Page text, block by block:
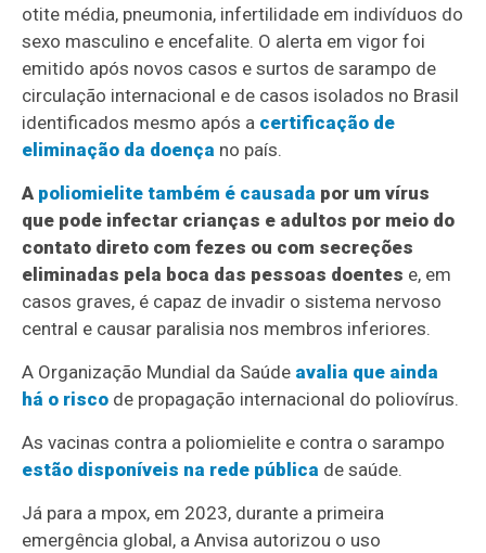
otite média, pneumonia, infertilidade em indivíduos do
sexo masculino e encefalite. O alerta em vigor foi
emitido após novos casos e surtos de sarampo de
circulação internacional e de casos isolados no Brasil
identificados mesmo após a certificação de
eliminação da doença no país.
A poliomielite também é causada por um vírus
que pode infectar crianças e adultos por meio do
contato direto com fezes ou com secreções
eliminadas pela boca das pessoas doentes e, em
casos graves, é capaz de invadir o sistema nervoso
central e causar paralisia nos membros inferiores.
A Organização Mundial da Saúde avalia que ainda
há o risco de propagação internacional do poliovírus.
As vacinas contra a poliomielite e contra o sarampo
estão disponíveis na rede pública de saúde.
Já para a mpox, em 2023, durante a primeira
emergência global, a Anvisa autorizou o uso